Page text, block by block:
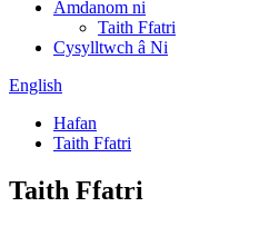
Amdanom ni
Taith Ffatri
Cysylltwch â Ni
English
Hafan
Taith Ffatri
Taith Ffatri